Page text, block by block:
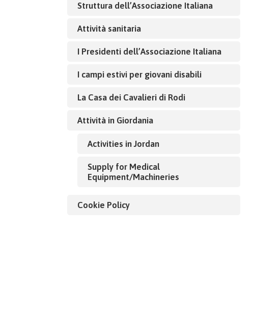
Struttura dell’Associazione Italiana
Attività sanitaria
I Presidenti dell’Associazione Italiana
I campi estivi per giovani disabili
La Casa dei Cavalieri di Rodi
Attività in Giordania
Activities in Jordan
Supply for Medical
Equipment/Machineries
Cookie Policy